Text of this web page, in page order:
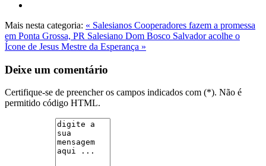
Mais nesta categoria: « Salesianos Cooperadores fazem a promessa
em Ponta Grossa, PR Salesiano Dom Bosco Salvador acolhe o
Ícone de Jesus Mestre da Esperança »
Deixe um comentário
Certifique-se de preencher os campos indicados com (*). Não é
permitido código HTML.